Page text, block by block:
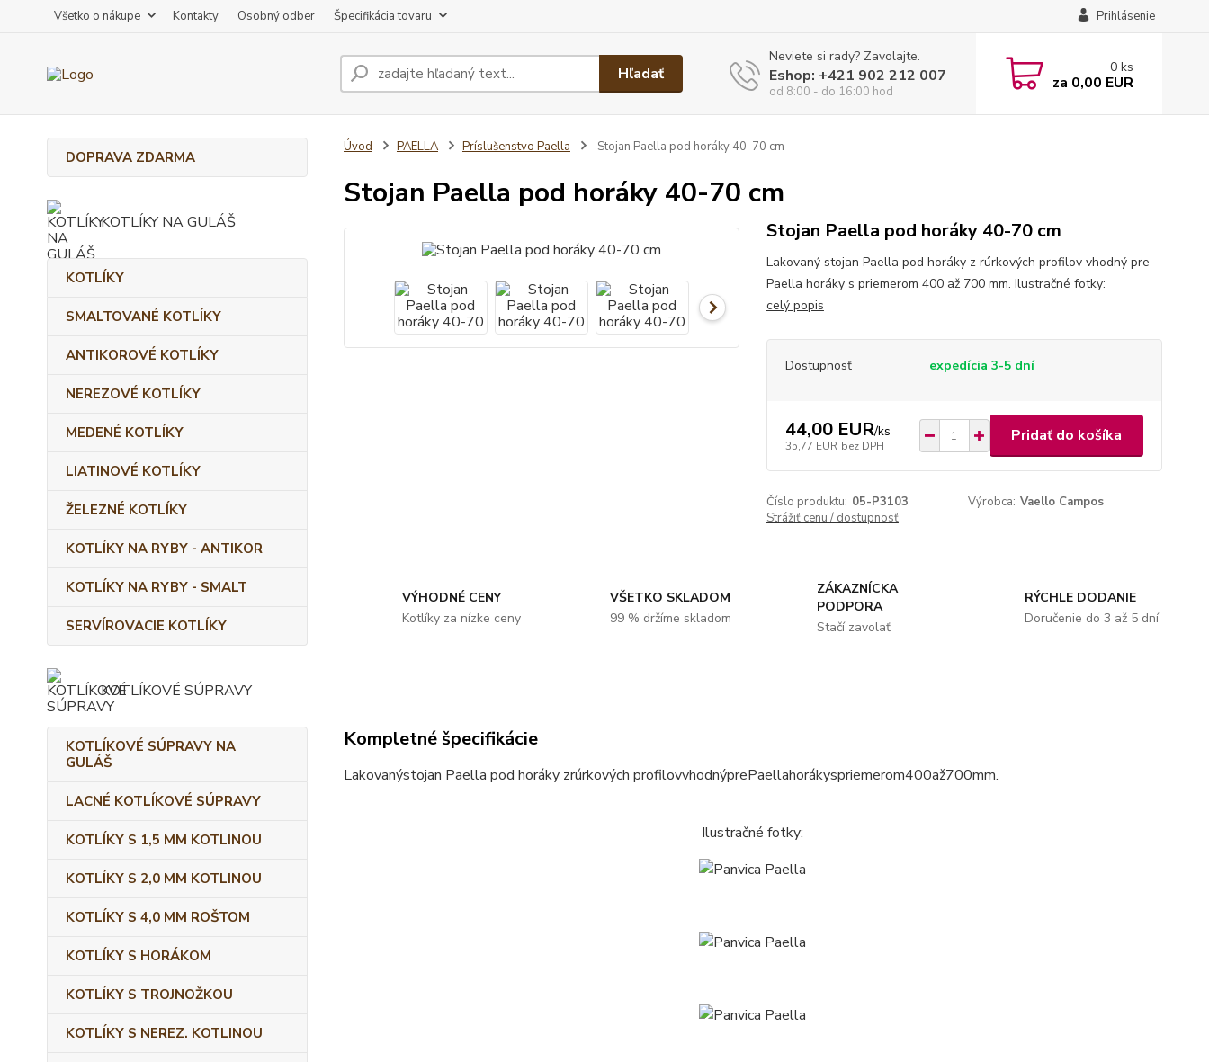
Všetko o nákupe Kontakty Osobný odber Špecifikácia tovaru Prihlásenie
Hľadať
Neviete si rady? Zavolajte.
Eshop: +421 902 212 007
od 8:00 - do 16:00 hod
0 ks
za 0,00 EUR
DOPRAVA ZDARMA
KOTLÍKY NA GULÁŠ
KOTLÍKY
SMALTOVANÉ KOTLÍKY
ANTIKOROVÉ KOTLÍKY
NEREZOVÉ KOTLÍKY
MEDENÉ KOTLÍKY
LIATINOVÉ KOTLÍKY
ŽELEZNÉ KOTLÍKY
KOTLÍKY NA RYBY - ANTIKOR
KOTLÍKY NA RYBY - SMALT
SERVÍROVACIE KOTLÍKY
KOTLÍKOVÉ SÚPRAVY
KOTLÍKOVÉ SÚPRAVY NA
GULÁŠ
LACNÉ KOTLÍKOVÉ SÚPRAVY
KOTLÍKY S 1,5 MM KOTLINOU
KOTLÍKY S 2,0 MM KOTLINOU
KOTLÍKY S 4,0 MM ROŠTOM
KOTLÍKY S HORÁKOM
KOTLÍKY S TROJNOŽKOU
KOTLÍKY S NEREZ. KOTLINOU
Úvod PAELLA Príslušenstvo Paella Stojan Paella pod horáky 40-70 cm
Stojan Paella pod horáky 40-70 cm
Stojan Paella pod horáky 40-70 cm
Lakovaný stojan Paella pod horáky z rúrkových profilov vhodný pre
Paella horáky s priemerom 400 až 700 mm. Ilustračné fotky:
celý popis
Dostupnosť expedícia 3-5 dní
44,00 EUR/ks
35,77 EUR bez DPH
Pridať do košíka
Číslo produktu: 05-P3103 Výrobca: Vaello Campos
Strážiť cenu / dostupnosť
VÝHODNÉ CENY
Kotlíky za nízke ceny
VŠETKO SKLADOM
99 % držíme skladom
ZÁKAZNÍCKA
PODPORA
Stačí zavolať
RÝCHLE DODANIE
Doručenie do 3 až 5 dní
Kompletné špecifikácie
Lakovanýstojan Paella pod horáky zrúrkových profilovvhodnýprePaellahorákyspriemerom400až700mm.
Ilustračné fotky: